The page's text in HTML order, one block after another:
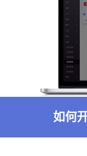
如何